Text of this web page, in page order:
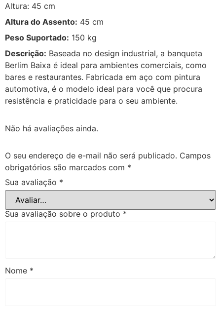
Altura: 45 cm
Altura do Assento: 45 cm
Peso Suportado: 150 kg
Descrição: Baseada no design industrial, a banqueta
Berlim Baixa é ideal para ambientes comerciais, como
bares e restaurantes. Fabricada em aço com pintura
automotiva, é o modelo ideal para você que procura
resistência e praticidade para o seu ambiente.
Não há avaliações ainda.
O seu endereço de e-mail não será publicado. Campos
obrigatórios são marcados com *
Sua avaliação *
Sua avaliação sobre o produto *
Nome *